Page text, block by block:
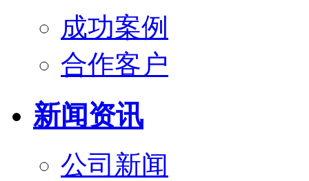
成功案例
合作客户
新闻资讯
公司新闻